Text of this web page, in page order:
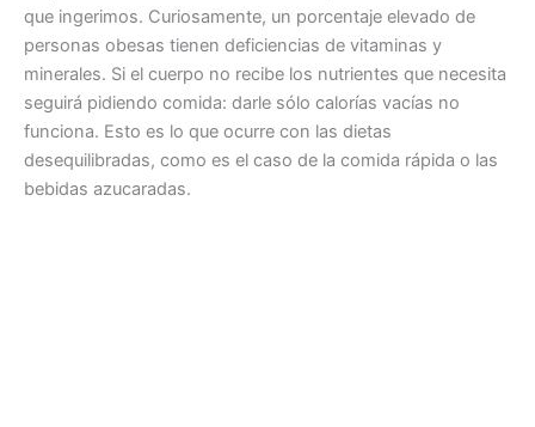
que ingerimos. Curiosamente, un porcentaje elevado de
personas obesas tienen deficiencias de vitaminas y
minerales. Si el cuerpo no recibe los nutrientes que necesita
seguirá pidiendo comida: darle sólo calorías vacías no
funciona. Esto es lo que ocurre con las dietas
desequilibradas, como es el caso de la comida rápida o las
bebidas azucaradas.